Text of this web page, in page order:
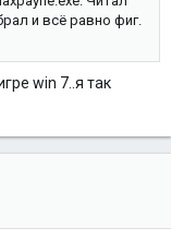
и всё равно фиг.
win 7..я так